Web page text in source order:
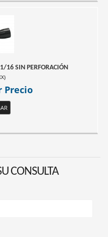
16 SIN PERFORACIÓN
)
Precio
CONSULTA